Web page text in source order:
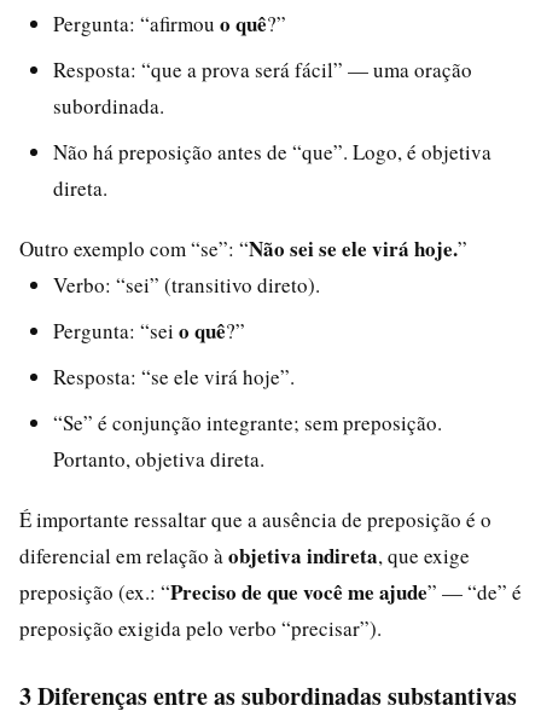
Pergunta: “afirmou o quê?”
Resposta: “que a prova será fácil” — uma oração
subordinada.
Não há preposição antes de “que”. Logo, é objetiva
direta.
Outro exemplo com “se”: “Não sei se ele virá hoje.”
Verbo: “sei” (transitivo direto).
Pergunta: “sei o quê?”
Resposta: “se ele virá hoje”.
“Se” é conjunção integrante; sem preposição.
Portanto, objetiva direta.
É importante ressaltar que a ausência de preposição é o
diferencial em relação à objetiva indireta, que exige
preposição (ex.: “Preciso de que você me ajude” — “de” é
preposição exigida pelo verbo “precisar”).
3 Diferenças entre as subordinadas substantivas